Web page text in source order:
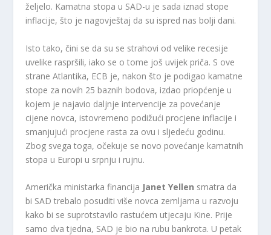
željelo. Kamatna stopa u SAD-u je sada iznad stope
inflacije, što je nagovještaj da su ispred nas bolji dani.
Isto tako, čini se da su se strahovi od velike recesije
uvelike raspršili, iako se o tome još uvijek priča. S ove
strane Atlantika, ECB je, nakon što je podigao kamatne
stope za novih 25 baznih bodova, izdao priopćenje u
kojem je najavio daljnje intervencije za povećanje
cijene novca, istovremeno podižući procjene inflacije i
smanjujući procjene rasta za ovu i sljedeću godinu.
Zbog svega toga, očekuje se novo povećanje kamatnih
stopa u Europi u srpnju i rujnu.
Američka ministarka financija Janet Yellen smatra da
bi SAD trebalo posuditi više novca zemljama u razvoju
kako bi se suprotstavilo rastućem utjecaju Kine. Prije
samo dva tjedna, SAD je bio na rubu bankrota. U petak